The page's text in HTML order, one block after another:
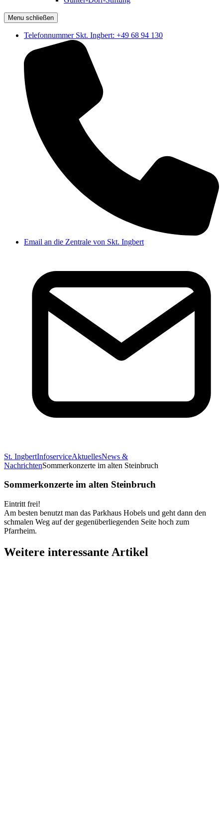
Menu schließen
Telefonnummer Skt. Ingbert: +49 68 94 130
Email an die Zentrale von Skt. Ingbert
St. IngbertInfoserviceAktuellesNews &
NachrichtenSommerkonzerte im alten Steinbruch
Sommerkonzerte im alten Steinbruch
Eintritt frei!
Am besten benutzt man das Parkhaus Hobels und geht dann den
schmalen Weg auf der gegenüberliegenden Seite hoch zum
Pfarrheim.
Weitere interessante Artikel